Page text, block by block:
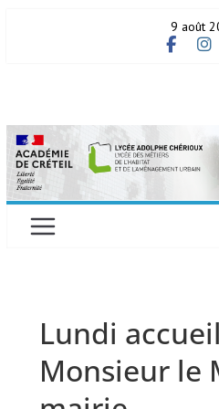
9 août
Lundi
Monsieur le